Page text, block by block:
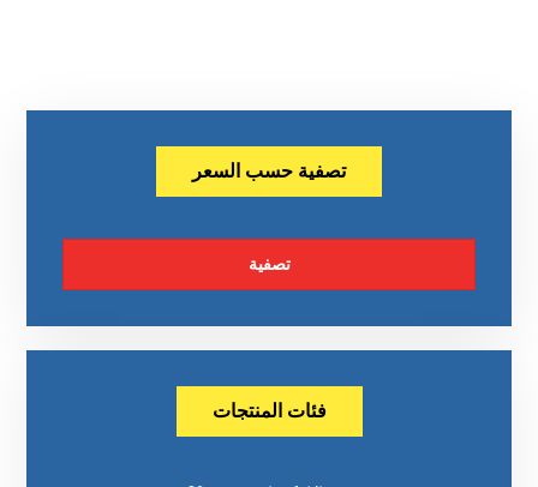
تصفية حسب السعر
تصفية
فئات المنتجات